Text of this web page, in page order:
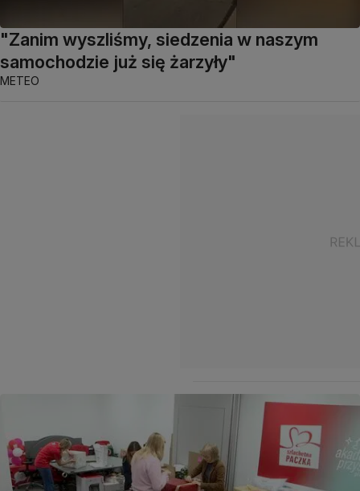
"Zanim wyszliśmy, siedzenia w naszym
samochodzie już się żarzyły"
METEO